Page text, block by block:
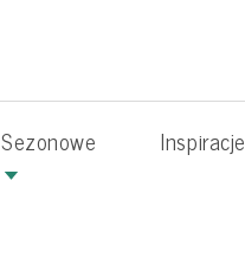
Sezonowe Inspiracje